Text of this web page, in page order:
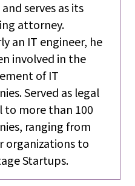
and serves as its
attorney.
an IT engineer, he
involved in the
of IT
Served as legal
to more than 100
ranging from
organizations to
Startups.